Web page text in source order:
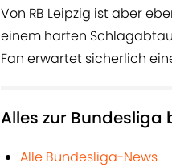
Von RB Leipzig ist aber
einem harten
Fan erwartet sicherlich
Alles zur Bundesliga
Alle Bundesliga-News